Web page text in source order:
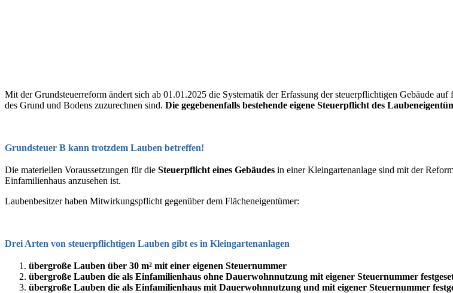
Mit der Grundsteuerreform ändert sich ab 01.01.2025 die Systematik der Erfassung der steuerpflichtigen Gebäude
des Grund und Bodens zuzurechnen sind. Die gegebenenfalls bestehende eigene Steuerpflicht des
Grundsteuer B kann trotzdem Lauben betreffen!
Die materiellen Voraussetzungen für die Steuerpflicht eines Gebäudes in einer Kleingartenanlage sind mit der
Einfamilienhaus anzusehen ist.
Laubenbesitzer haben Mitwirkungspflicht gegenüber dem Flächeneigentümer:
Drei Arten von steuerpflichtigen Lauben gibt es in Kleingartenanlagen
übergroße Lauben über 30 m² mit einer eigenen Steuernummer
übergroße Lauben die als Einfamilienhaus ohne Dauerwohnnutzung mit eigener Steuernummer
übergroße Lauben die als Einfamilienhaus mit Dauerwohnnutzung und mit eigener Steuernummer